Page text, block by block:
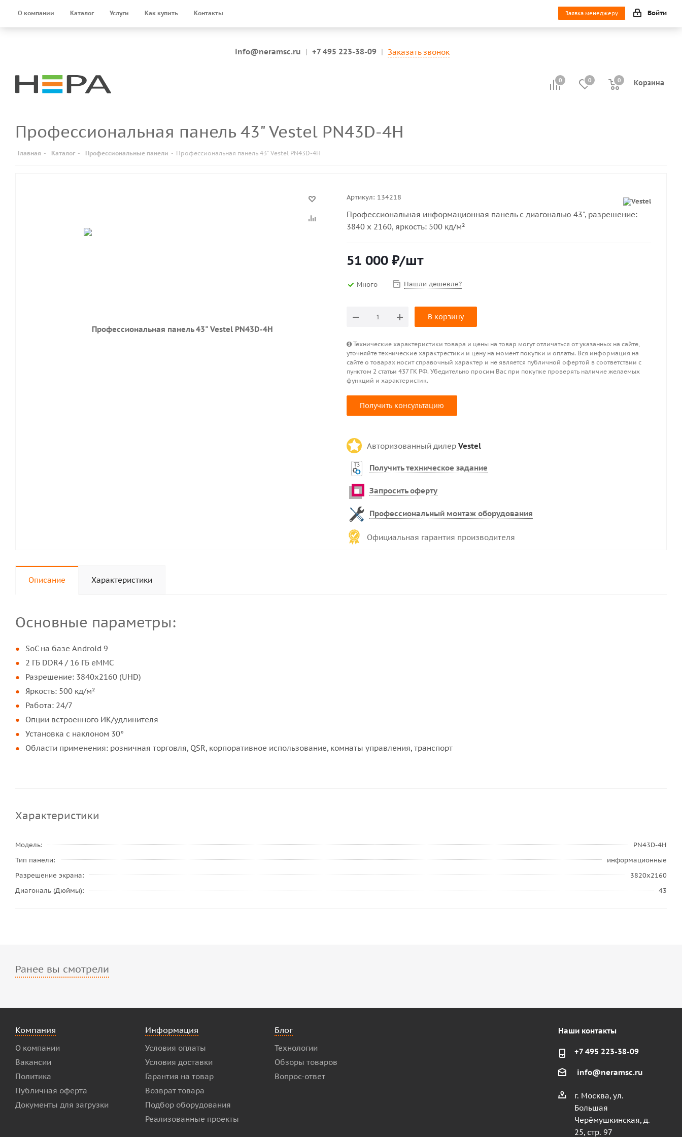
О компании Каталог Услуги Как купить Контакты Заявка менеджеру Войти
info@neramsc.ru | +7 495 223-38-09 | Заказать звонок
0 0 Корзина
0
0
Профессиональная панель 43" Vestel PN43D-4H
Главная - Каталог - Профессиональные панели - Профессиональная панель 43" Vestel PN43D-4H
Артикул: 134218
Профессиональная информационная панель с диагональю 43", разрешение:
3840 x 2160, яркость: 500 кд/м²
51 000 ₽/шт
Много Нашли дешевле?
В корзину
Технические характеристики товара и цены на товар могут отличаться от указанных на сайте,
уточняйте технические характрестики и цену на момент покупки и оплаты. Вся информация на
сайте о товарах носит справочный характер и не является публичной офертой в соответствии с
пунктом 2 статьи 437 ГК РФ. Убедительно просим Вас при покупке проверять наличие желаемых
функций и характеристик.
Получить консультацию
Авторизованный дилер Vestel
Получить техническое задание
Запросить оферту
Профессиональный монтаж оборудования
Официальная гарантия производителя
Описание Характеристики
Основные параметры:
SoC на базе Android 9
2 ГБ DDR4 / 16 ГБ eMMC
Разрешение: 3840x2160 (UHD)
Яркость: 500 кд/м²
Работа: 24/7
Опции встроенного ИК/удлинителя
Установка с наклоном 30°
Области применения: розничная торговля, QSR, корпоративное использование, комнаты управления, транспорт
Характеристики
Модель
PN43D-4H
Тип панели
информационные
Разрешение экрана
3820x2160
Диагональ (Дюймы)
43
Ранее вы смотрели
Компания
О компании
Вакансии
Политика
Публичная оферта
Документы для загрузки
Информация
Условия оплаты
Условия доставки
Гарантия на товар
Возврат товара
Подбор оборудования
Реализованные проекты
Блог
Технологии
Обзоры товаров
Вопрос-ответ
Наши контакты
+7 495 223-38-09
info@neramsc.ru
г. Москва, ул.
Большая
Черёмушкинская, д.
25, стр. 97